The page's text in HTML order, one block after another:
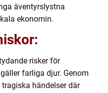
äventyrslystna
ekonomin.
risker för
farliga djur. Genom
händelser där